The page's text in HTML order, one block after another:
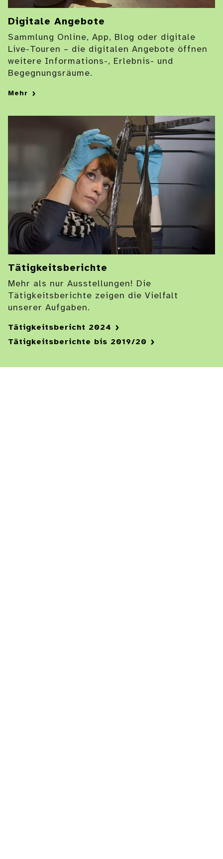
Digitale Angebote
Sammlung Online, App, Blog oder digitale
Live-Touren – die digitalen Angebote öffnen
weitere Informations-, Erlebnis- und
Begegnungsräume.
Mehr
Tätigkeitsberichte
Mehr als nur Ausstellungen! Die
Tätigkeitsberichte zeigen die Vielfalt
unserer Aufgaben.
Tätigkeitsbericht 2024
Tätigkeitsberichte bis 2019/20